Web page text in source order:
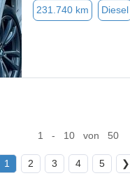
231.740 km Diesel
1 - 10 von 50
1 2 3 4 5 ❯